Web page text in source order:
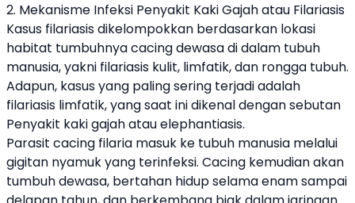
2. Mekanisme Infeksi Penyakit Kaki Gajah atau Filariasis
Kasus filariasis dikelompokkan berdasarkan lokasi
habitat tumbuhnya cacing dewasa di dalam tubuh
manusia, yakni filariasis kulit, limfatik, dan rongga tubuh.
Adapun, kasus yang paling sering terjadi adalah
filariasis limfatik, yang saat ini dikenal dengan sebutan
Penyakit kaki gajah atau elephantiasis.
Parasit cacing filaria masuk ke tubuh manusia melalui
gigitan nyamuk yang terinfeksi. Cacing kemudian akan
tumbuh dewasa, bertahan hidup selama enam sampai